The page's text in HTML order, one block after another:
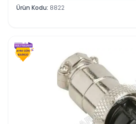
Ürün Kodu: 8822